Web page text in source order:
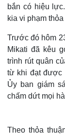
bắn có hiệu
kia vi phạm
Trước đó hôm
Mikati đã kêu
trình rút quân
từ khi đạt được
Ủy ban giám
chấm dứt mọi
Theo thỏa